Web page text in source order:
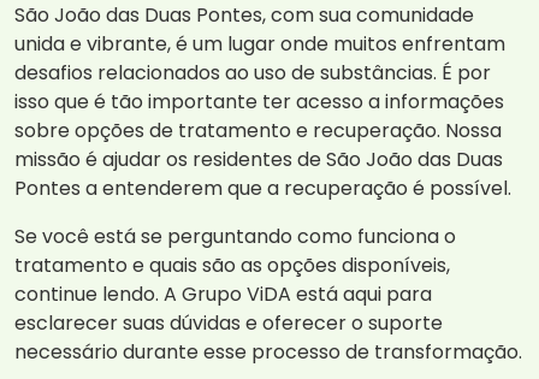
São João das Duas Pontes, com sua comunidade
unida e vibrante, é um lugar onde muitos enfrentam
desafios relacionados ao uso de substâncias. É por
isso que é tão importante ter acesso a informações
sobre opções de tratamento e recuperação. Nossa
missão é ajudar os residentes de São João das Duas
Pontes a entenderem que a recuperação é possível.
Se você está se perguntando como funciona o
tratamento e quais são as opções disponíveis,
continue lendo. A Grupo ViDA está aqui para
esclarecer suas dúvidas e oferecer o suporte
necessário durante esse processo de transformação.